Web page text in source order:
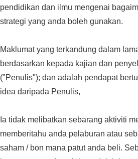
pendidikan dan ilmu mengenai
strategi yang anda boleh gunakan.
Maklumat yang terkandung dalam
berdasarkan kepada kajian dan
("Penulis"); dan adalah pendapat
idea daripada Penulis,
Ia tidak melibatkan sebarang aktiviti
memberitahu anda pelaburan atau
saham / bon mana patut anda beli.